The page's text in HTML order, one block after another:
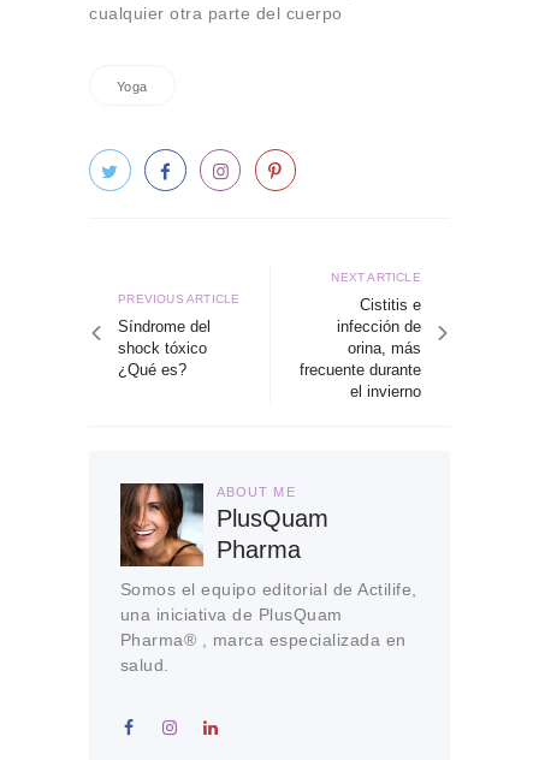
cualquier otra parte del cuerpo
Yoga
entradas
Previous
article
PREVIOUS ARTICLE
Síndrome del
shock tóxico
¿Qué es?
Next
article
NEXT ARTICLE
Cistitis e
infección de
orina, más
frecuente durante
el invierno
ABOUT ME
PlusQuam
Pharma
Somos el equipo editorial de Actilife,
una iniciativa de PlusQuam
Pharma® , marca especializada en
salud.